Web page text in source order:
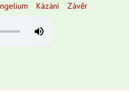
Kázání Závěr